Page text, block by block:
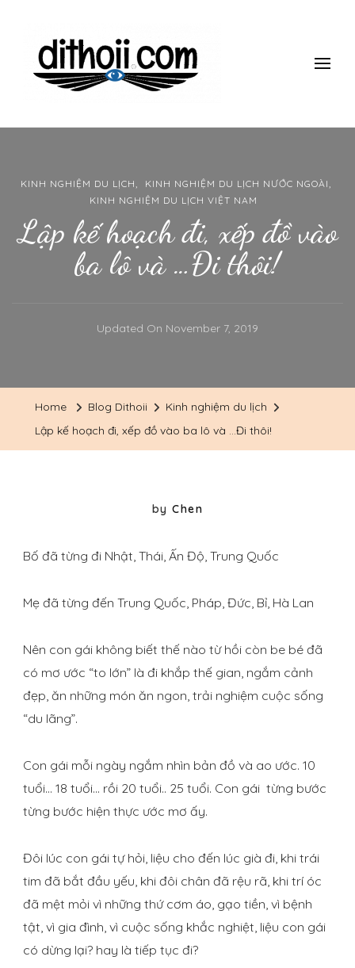
ĐI THÔII!
Du lịch một mình có gì thú vị? làm thế nào để đi một mình mà
vẫn an toàn, giá rẻ vui vẻ? Tham khảo những kinh nghiệm 10
năm đi du lịch một mình của mình nhé.
KINH NGHIỆM DU LỊCH
KINH NGHIỆM DU LỊCH NƯỚC NGOÀI
KINH NGHIỆM DU LỊCH VIỆT NAM
Lập kế hoạch đi, xếp đồ vào
ba lô và …Đi thôi!
Updated On November 7, 2019
Home Blog Dithoii
Kinh nghiệm du lịch
Lập kế hoạch đi, xếp đồ vào ba lô và …Đi thôi!
byChen
Bố đã từng đi Nhật, Thái, Ấn Độ, Trung Quốc
Mẹ đã từng đến Trung Quốc, Pháp, Đức, Bỉ, Hà Lan
Nên con gái không biết thế nào từ hồi còn be bé đã
có mơ ước “to lớn” là đi khắp thế gian, ngắm cảnh
đẹp, ăn những món ăn ngon, trải nghiệm cuộc sống
“du lãng”.
Con gái mỗi ngày ngắm nhìn bản đồ và ao ước. 10
tuổi… 18 tuổi… rồi 20 tuổi.. 25 tuổi. Con gái từng bước
từng bước hiện thực ước mơ ấy.
Đôi lúc con gái tự hỏi, liệu cho đến lúc già đi, khi trái
tim đã bắt đầu yếu, khi đôi chân đã rệu rã, khi trí óc
đã mệt mỏi vì những thứ cơm áo, gạo tiền, vì bệnh
tật, vì gia đình, vì cuộc sống khắc nghiệt, liệu con gái
có dừng lại? hay là tiếp tục đi?